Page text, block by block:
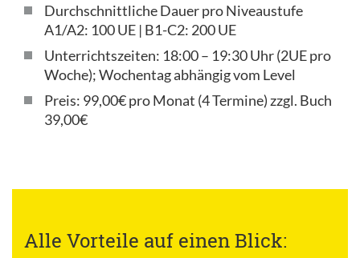
Durchschnittliche Dauer pro Niveaustufe
A1/A2: 100 UE | B1-C2: 200 UE
Unterrichtszeiten: 18:00 – 19:30 Uhr (2UE pro
Woche); Wochentag abhängig vom Level
Preis: 99,00€ pro Monat (4 Termine) zzgl. Buch
39,00€
Alle Vorteile auf einen Blick: